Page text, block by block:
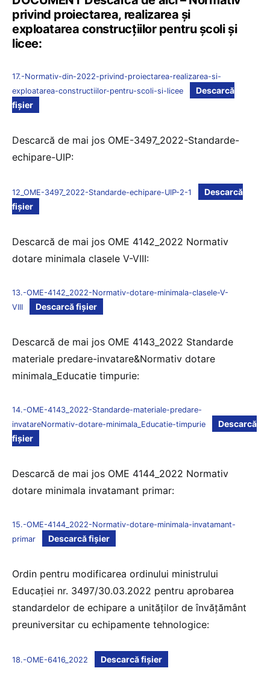
privind proiectarea, realizarea și
exploatarea construcțiilor pentru școli și
licee:
17.-Normativ-din-2022-privind-proiectarea-realizarea-si-
exploatarea-constructiilor-pentru-scoli-si-licee
Descarcă
fișier
Descarcă de mai jos OME-3497_2022-Standarde-
echipare-UIP:
12_OME-3497_2022-Standarde-echipare-UIP-2-1
Descarcă
fișier
Descarcă de mai jos OME 4142_2022 Normativ
dotare minimala clasele V-VIII:
13.-OME-4142_2022-Normativ-dotare-minimala-clasele-V-
VIII
Descarcă fișier
Descarcă de mai jos OME 4143_2022 Standarde
materiale predare-invatare&Normativ dotare
minimala_Educatie timpurie:
14.-OME-4143_2022-Standarde-materiale-predare-
invatareNormativ-dotare-minimala_Educatie-timpurie
Descarcă
fișier
Descarcă de mai jos OME 4144_2022 Normativ
dotare minimala invatamant primar:
15.-OME-4144_2022-Normativ-dotare-minimala-invatamant-
primar
Descarcă fișier
Ordin pentru modificarea ordinului ministrului
Educației nr. 3497/30.03.2022 pentru aprobarea
standardelor de echipare a unităților de învățământ
preuniversitar cu echipamente tehnologice:
18.-OME-6416_2022 Descarcă fișier